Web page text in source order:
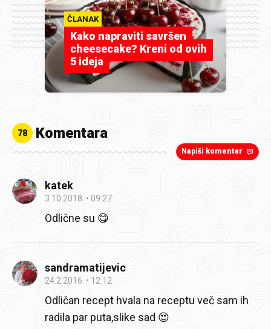
ČLANAK
Kako napraviti savršen
cheesecake? Kreni od ovih
5 ideja
78 Komentara
Napiši komentar
katek
3.10.2018. 09:27
Odlične su 😋
sandramatijevic
24.2.2016. 12:12
Odličan recept hvala na receptu več sam ih
radila par puta,slike sad 😍